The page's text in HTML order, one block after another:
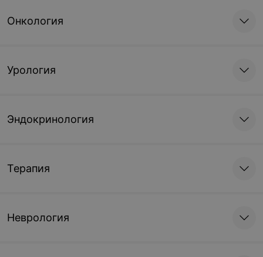
Онкология
Урология
Эндокринология
Терапия
Неврология